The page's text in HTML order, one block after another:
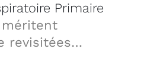
Primaire
méritent
revisitées…